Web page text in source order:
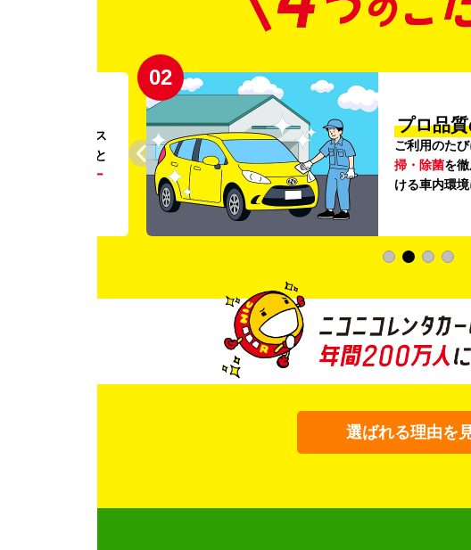
。ガソリンス
ラを活用すること
リー
02
プロ品
ご利用のた
掃・除菌を
ける車内環
選ばれる理由を